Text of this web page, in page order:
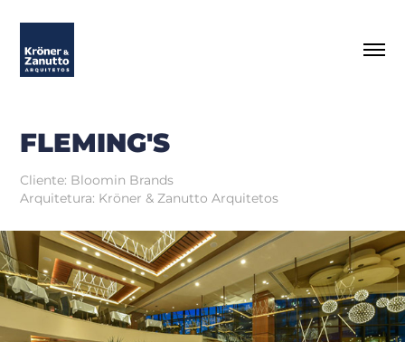
FLEMING'S
Cliente: Bloomin Brands
Arquitetura: Kröner & Zanutto Arquitetos